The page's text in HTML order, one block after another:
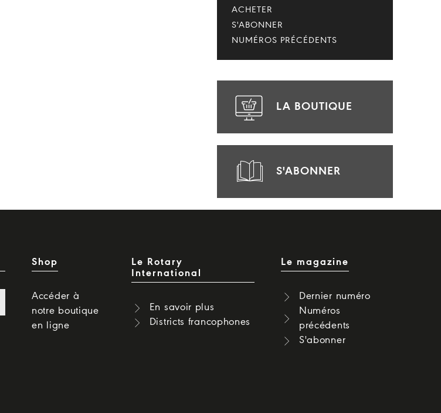
ACHETER
S'ABONNER
NUMÉROS PRÉCÉDENTS
LA BOUTIQUE
S'ABONNER
Shop
Accéder à
notre boutique
en ligne
Le Rotary
International
En savoir plus
Districts francophones
Le magazine
Dernier numéro
Numéros
précédents
S'abonner